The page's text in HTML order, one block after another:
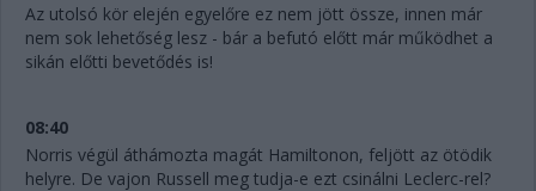
Az utolsó kör elején egyelőre ez nem jött össze, innen már
nem sok lehetőség lesz - bár a befutó előtt már működhet a
sikán előtti bevetődés is!
08:40
Norris végül áthámozta magát Hamiltonon, feljött az ötödik
helyre. De vajon Russell meg tudja-e ezt csinálni Leclerc-rel?